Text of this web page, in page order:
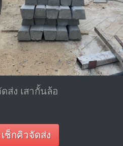
ส่ง เสากั้นล้อ
ช็กคิวจัดส่ง